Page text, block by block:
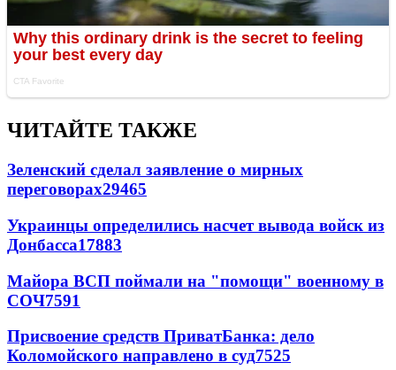
ЧИТАЙТЕ ТАКЖЕ
Зеленский сделал заявление о мирных
переговорах29465
Украинцы определились насчет вывода войск из
Донбасса17883
Майора ВСП поймали на "помощи" военному в
СОЧ7591
Присвоение средств ПриватБанка: дело
Коломойского направлено в суд7525